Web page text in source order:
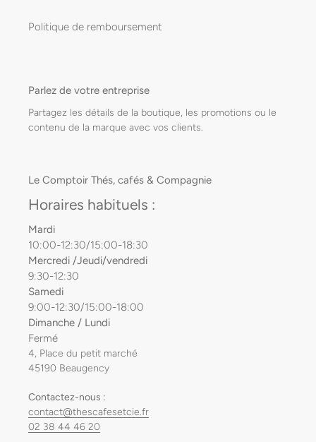
Politique de remboursement
Parlez de votre entreprise
Partagez les détails de la boutique, les promotions ou le
contenu de la marque avec vos clients.
Le Comptoir Thés, cafés & Compagnie
Horaires habituels :
Mardi
10:00-12:30/15:00-18:30
Mercredi /Jeudi/vendredi
9:30-12:30
Samedi
9:00-12:30/15:00-18:00
Dimanche / Lundi
Fermé
4, Place du petit marché
45190 Beaugency
Contactez-nous :
contact@thescafesetcie.fr
02 38 44 46 20